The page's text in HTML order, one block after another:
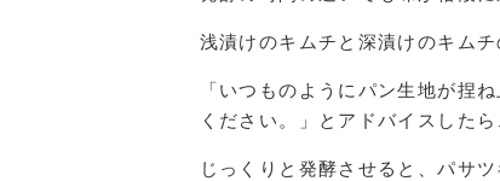
浅漬けのキムチと深漬けのキム
「いつものようにパン生地が捏
ください。」とアドバイスした
じっくりと発酵させると、パサ